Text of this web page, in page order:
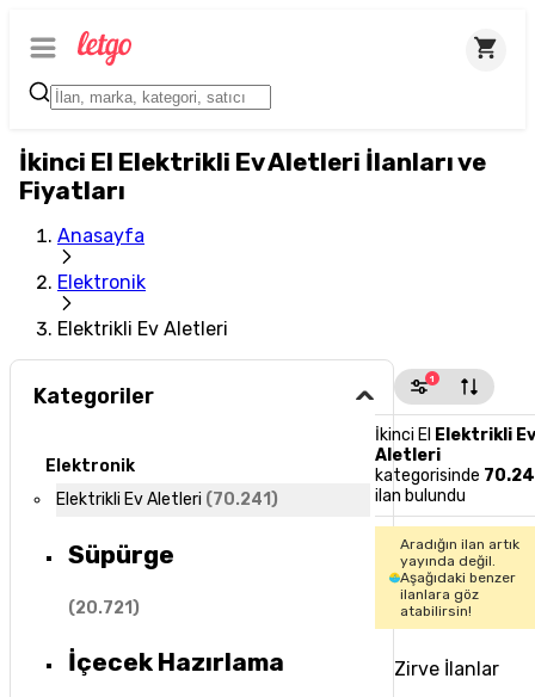
İkinci El Elektrikli Ev Aletleri İlanları ve
Fiyatları
Anasayfa
Elektronik
Elektrikli Ev Aletleri
Kategoriler
Elektronik
Elektrikli Ev Aletleri (70.241)
Süpürge
(20.721)
İçecek Hazırlama
1
İkinci El Elektrikli
Aletleri
kategorisinde
ilan bulundu
Aradığın ilan artık
yayında değil.
Aşağıdaki benzer
ilanlara göz
atabilirsin!
Zirve İlanlar